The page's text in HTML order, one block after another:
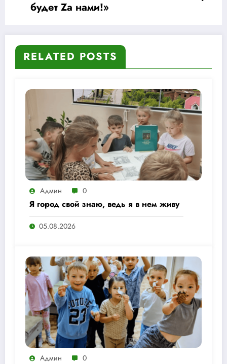
будет Zа нами!»
RELATED POSTS
Админ 0
Я город свой знаю, ведь я в нем живу
05.08.2026
Админ 0